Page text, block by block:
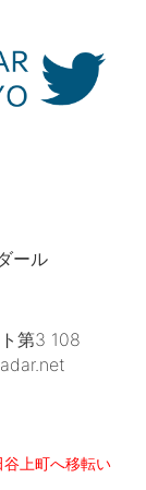
ール
第3 108
上町へ移転い